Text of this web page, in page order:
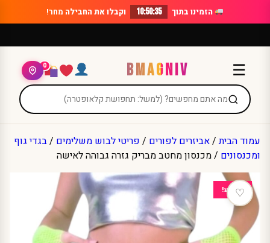
to
הזמינו בתוך 10:50:34 וקבלו את החבילה מחר!
☰
BMAGNIV
0
עמוד הבית/אביזרים לפורים / פריטי לבוש משלימים /בגדי גוף
ומכנסונים / מכנסון מחטב מבריק גזרה גבוהה לאישה
מבצע!
♡